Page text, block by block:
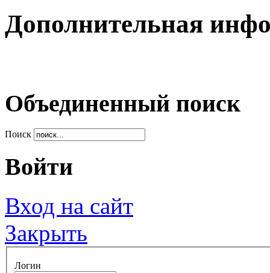
Дополнительная
Объединенный поиск
Поиск
Войти
Вход на сайт
Закрыть
Логин